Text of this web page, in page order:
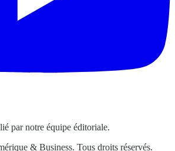
par notre équipe éditoriale.
& Business. Tous droits réservés.